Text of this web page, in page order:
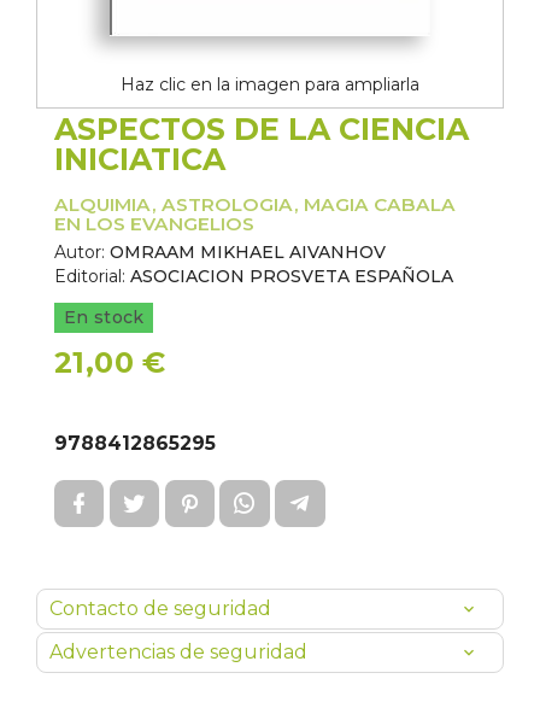
Haz clic en la imagen para ampliarla
ASPECTOS DE LA CIENCIA
INICIATICA
ALQUIMIA, ASTROLOGIA, MAGIA CABALA
EN LOS EVANGELIOS
Autor: OMRAAM MIKHAEL AIVANHOV
Editorial: ASOCIACION PROSVETA ESPAÑOLA
En stock
21,00 €
9788412865295
Contacto de seguridad
Advertencias de seguridad